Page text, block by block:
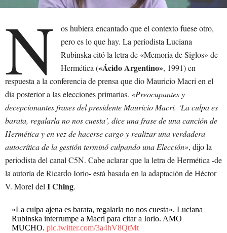
N
os hubiera encantado que el contexto fuese otro,
pero es lo que hay. La periodista Luciana
Rubinska citó la letra de «Memoria de Siglos» de
Hermética («Ácido Argentino», 1991) en
respuesta a la conferencia de prensa que dio Mauricio Macri en el
día posterior a las elecciones primarias. «Preocupantes y
decepcionantes frases del presidente Mauricio Macri. ‘La culpa es
barata, regalarla no nos cuesta’, dice una frase de una canción de
Hermética y en vez de hacerse cargo y realizar una verdadera
autocrítica de la gestión terminó culpando una Elección», dijo la
periodista del canal C5N. Cabe aclarar que la letra de Hermética -de
la autoría de Ricardo Iorio- está basada en la adaptación de Héctor
V. Morel delI Ching.
«La culpa ajena es barata, regalarla no nos cuesta». Luciana
Rubinska interrumpe a Macri para citar a Iorio. AMO
MUCHO. pic.twitter.com/3a4hV8QtMt